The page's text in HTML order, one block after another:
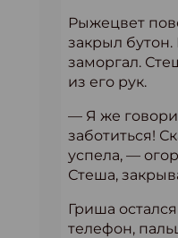
Рыжецвет
закрыл
заморгал.
из его рук.
— Я же
заботиться!
успела, —
Стеша,
Гриша
телефон,